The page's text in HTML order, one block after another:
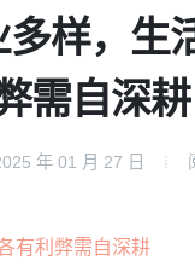
样，生
需自深耕
年 01 月 27 日